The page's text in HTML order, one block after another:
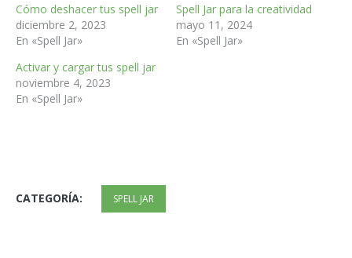
Cómo deshacer tus spell jar
diciembre 2, 2023
En «Spell Jar»
Spell Jar para la creatividad
mayo 11, 2024
En «Spell Jar»
Activar y cargar tus spell jar
noviembre 4, 2023
En «Spell Jar»
CATEGORÍA: SPELL JAR